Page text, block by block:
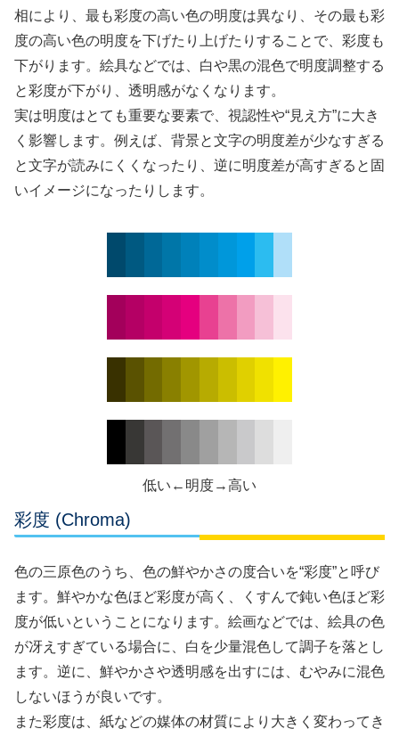
相により、最も彩度の高い色の明度は異なり、その最も彩
度の高い色の明度を下げたり上げたりすることで、彩度も
下がります。絵具などでは、白や黒の混色で明度調整する
と彩度が下がり、透明感がなくなります。
実は明度はとても重要な要素で、視認性や“見え方”に大き
く影響します。例えば、背景と文字の明度差が少なすぎる
と文字が読みにくくなったり、逆に明度差が高すぎると固
いイメージになったりします。
低い←明度→高い
彩度 (Chroma)
色の三原色のうち、色の鮮やかさの度合いを“彩度”と呼び
ます。鮮やかな色ほど彩度が高く、くすんで鈍い色ほど彩
度が低いということになります。絵画などでは、絵具の色
が冴えすぎている場合に、白を少量混色して調子を落とし
ます。逆に、鮮やかさや透明感を出すには、むやみに混色
しないほうが良いです。
また彩度は、紙などの媒体の材質により大きく変わってき